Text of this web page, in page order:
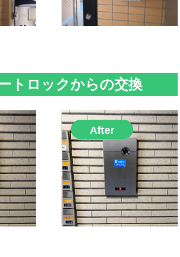
トロックからの交換